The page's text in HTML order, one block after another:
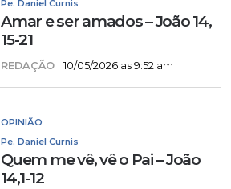
Pe. Daniel Curnis
Amar e ser amados – João 14,
15-21
REDAÇÃO 10/05/2026 as 9:52 am
OPINIÃO
Pe. Daniel Curnis
Quem me vê, vê o Pai – João
14,1-12